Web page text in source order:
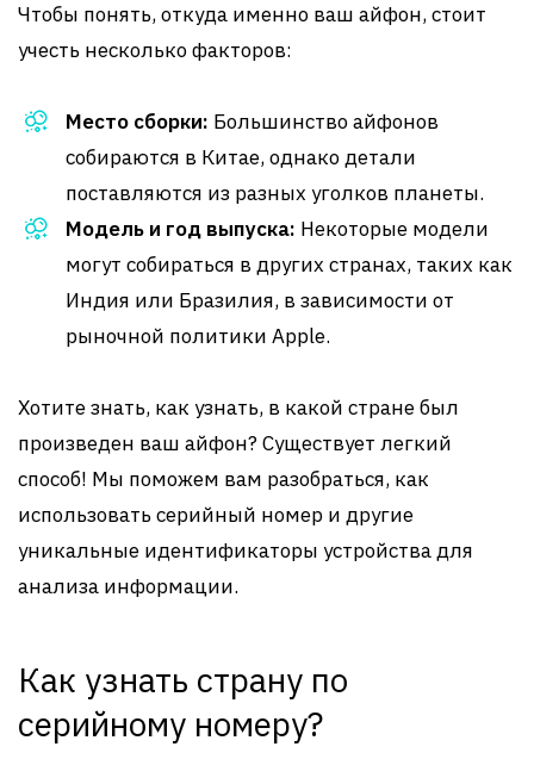
Чтобы понять, откуда именно ваш айфон, стоит
учесть несколько факторов:
Место сборки: Большинство айфонов
собираются в Китае, однако детали
поставляются из разных уголков планеты.
Модель и год выпуска: Некоторые модели
могут собираться в других странах, таких как
Индия или Бразилия, в зависимости от
рыночной политики Apple.
Хотите знать, как узнать, в какой стране был
произведен ваш айфон? Существует легкий
способ! Мы поможем вам разобраться, как
использовать серийный номер и другие
уникальные идентификаторы устройства для
анализа информации.
Как узнать страну по
серийному номеру?